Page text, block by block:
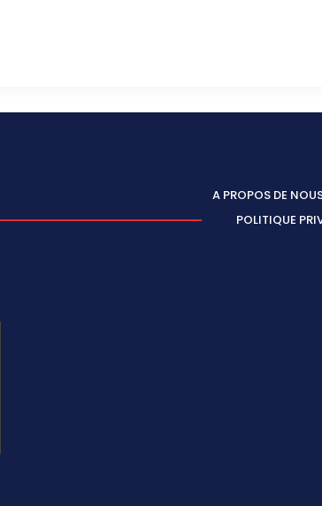
A PROPOS DE
POLITIQUE